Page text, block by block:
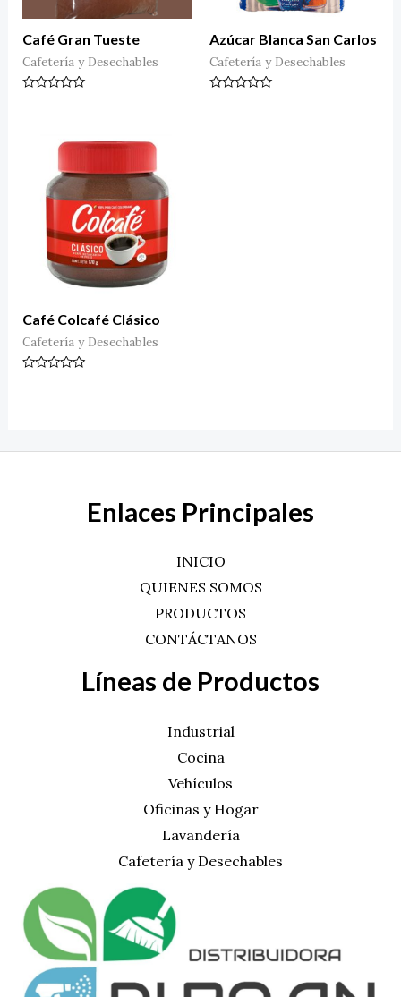
Café Gran Tueste
Cafetería y Desechables
Azúcar Blanca San Carlos
Cafetería y Desechables
Café Colcafé Clásico
Cafetería y Desechables
Enlaces Principales
INICIO
QUIENES SOMOS
PRODUCTOS
CONTÁCTANOS
Líneas de Productos
Industrial
Cocina
Vehículos
Oficinas y Hogar
Lavandería
Cafetería y Desechables